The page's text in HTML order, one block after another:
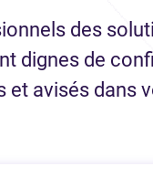
des
dignes de
et avisés dans